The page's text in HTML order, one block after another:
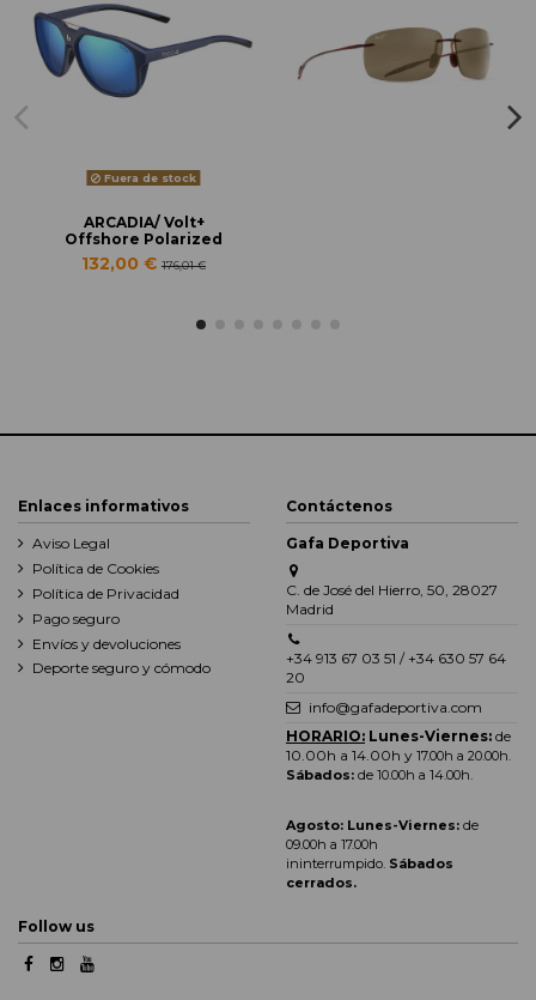
Fuera de stock
ARCADIA/ Volt+
Offshore Polarized
132,00 € 176,01 €
Enlaces informativos
Aviso Legal
Política de Cookies
Política de Privacidad
Pago seguro
Envíos y devoluciones
Deporte seguro y cómodo
Contáctenos
Gafa Deportiva
C. de José del Hierro, 50, 28027
Madrid
+34 913 67 03 51 / +34 630 57 64
20
info@gafadeportiva.com
HORARIO: Lunes-Viernes: de
10.00h a 14.00h y 17.00h a 20.00h.
Sábados: de 10.00h a 14.00h.
Agosto: Lunes-Viernes: de
09.00h a 17.00h
ininterrumpido. Sábados
cerrados.
Follow us